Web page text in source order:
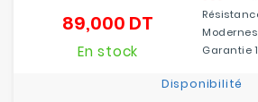
Garantie
89,000 DT
En stock
Disponibilité